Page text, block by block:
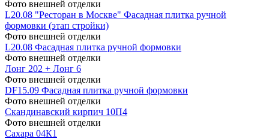
Фото внешней отделки
L20.08 "Ресторан в Москве" Фасадная плитка ручной
формовки (этап стройки)
Фото внешней отделки
L20.08 Фасадная плитка ручной формовки
Фото внешней отделки
Лонг 202 + Лонг 6
Фото внешней отделки
DF15.09 Фасадная плитка ручной формовки
Фото внешней отделки
Скандинавский кирпич 10П4
Фото внешней отделки
Сахара 04К1